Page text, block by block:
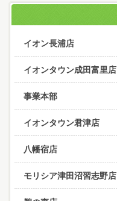
イオン長浦店
イオンタウン成田富里店
事業本部
イオンタウン君津店
八幡宿店
モリシア津田沼習志野店